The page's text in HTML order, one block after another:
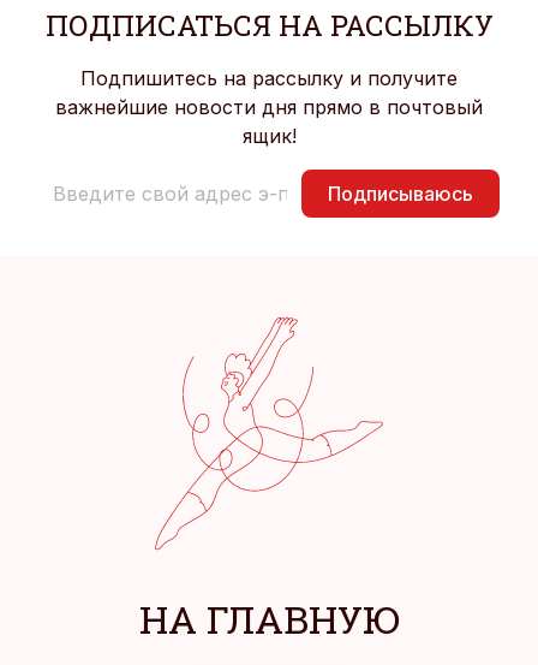
ПОДПИСАТЬСЯ НА РАССЫЛКУ
Подпишитесь на рассылку и получите
важнейшие новости дня прямо в почтовый
ящик!
Подписываюсь
НА ГЛАВНУЮ